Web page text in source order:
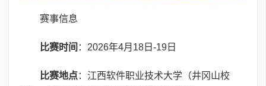
赛事信息
比赛时间 ：2026年4月18日-19日
比赛地点：江西软件职业技术大学（井冈山校